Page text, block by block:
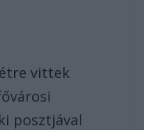
vittek
posztjával